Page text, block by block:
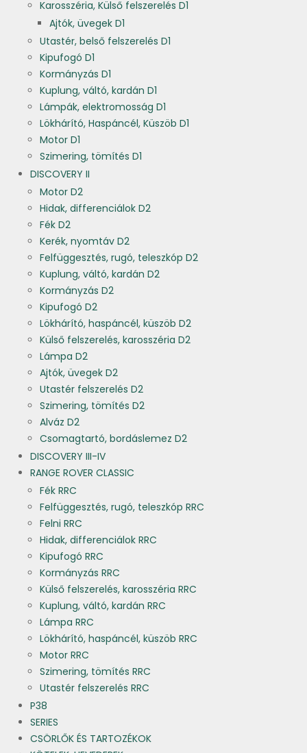
Karosszéria, Külső felszerelés D1
Ajtók, üvegek D1
Utastér, belső felszerelés D1
Kipufogó D1
Kormányzás D1
Kuplung, váltó, kardán D1
Lámpák, elektromosság D1
Lökhárító, Haspáncél, Küszöb D1
Motor D1
Szimering, tömítés D1
DISCOVERY II
Motor D2
Hidak, differenciálok D2
Fék D2
Kerék, nyomtáv D2
Felfüggesztés, rugó, teleszkóp D2
Kuplung, váltó, kardán D2
Kormányzás D2
Kipufogó D2
Lökhárító, haspáncél, küszöb D2
Külső felszerelés, karosszéria D2
Lámpa D2
Ajtók, üvegek D2
Utastér felszerelés D2
Szimering, tömítés D2
Alváz D2
Csomagtartó, bordáslemez D2
DISCOVERY III-IV
RANGE ROVER CLASSIC
Fék RRC
Felfüggesztés, rugó, teleszkóp RRC
Felni RRC
Hidak, differenciálok RRC
Kipufogó RRC
Kormányzás RRC
Külső felszerelés, karosszéria RRC
Kuplung, váltó, kardán RRC
Lámpa RRC
Lökhárító, haspáncél, küszöb RRC
Motor RRC
Szimering, tömítés RRC
Utastér felszerelés RRC
P38
SERIES
CSÖRLŐK ÉS TARTOZÉKOK